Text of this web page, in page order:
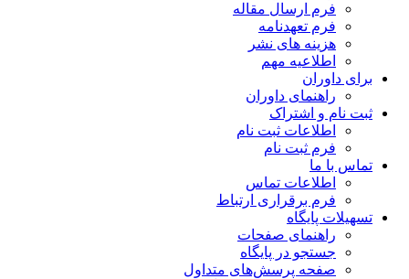
فرم ارسال مقاله
فرم تعهدنامه
هزینه های نشر
اطلاعیه مهم
برای داوران
راهنمای داوران
ثبت نام و اشتراک
اطلاعات ثبت نام
فرم ثبت نام
تماس با ما
اطلاعات تماس
فرم برقراری ارتباط
تسهیلات پایگاه
راهنمای صفحات
جستجو در پایگاه
صفحه پرسش‌های متداول